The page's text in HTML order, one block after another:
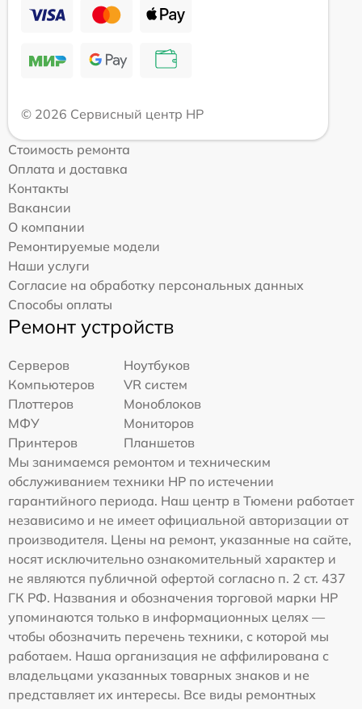
© 2026 Сервисный центр HP
Стоимость ремонта
Оплата и доставка
Контакты
Вакансии
О компании
Ремонтируемые модели
Наши услуги
Согласие на обработку персональных данных
Способы оплаты
Ремонт устройств
Серверов
Ноутбуков
Компьютеров
VR систем
Плоттеров
Моноблоков
МФУ
Мониторов
Принтеров
Планшетов
Мы занимаемся ремонтом и техническим
обслуживанием техники HP по истечении
гарантийного периода. Наш центр в Тюмени работает
независимо и не имеет официальной авторизации от
производителя. Цены на ремонт, указанные на сайте,
носят исключительно ознакомительный характер и
не являются публичной офертой согласно п. 2 ст. 437
ГК РФ. Названия и обозначения торговой марки HP
упоминаются только в информационных целях —
чтобы обозначить перечень техники, с которой мы
работаем. Наша организация не аффилирована с
владельцами указанных товарных знаков и не
представляет их интересы. Все виды ремонтных